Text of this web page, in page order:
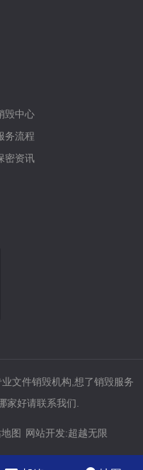
毁中心
务流程
密资讯
文件销毁机构,想了销毁服务
家好请联系我们.
图 网站开发:超越无限